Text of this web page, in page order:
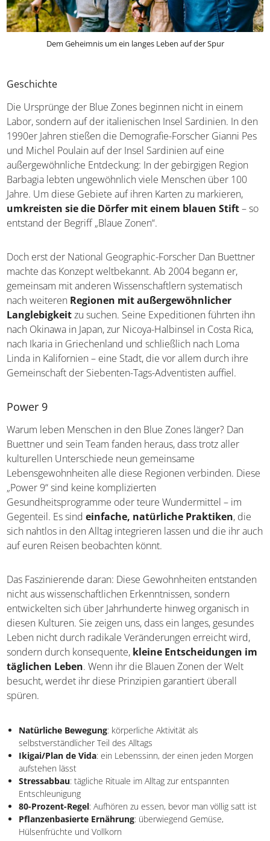
Dem Geheimnis um ein langes Leben auf der Spur
Die Ursprünge der Blue Zones beginnen nicht in einem
Labor, sondern auf der italienischen Insel Sardinien. In
den 1990er Jahren stießen die Demografie-Forscher
Gianni Pes und Michel Poulain auf der Insel Sardinien auf
eine außergewöhnliche Entdeckung: In der gebirgigen
Region Barbagia lebten ungewöhnlich viele Menschen
über 100 Jahre. Um diese Gebiete auf ihren Karten zu
markieren,
umkreisten sie die Dörfer mit einem
– so entstand der Begriff „Blaue Zonen“.
Doch erst der National Geographic-Forscher Dan
Buettner machte das Konzept weltbekannt. Ab 2004
begann er, gemeinsam mit anderen Wissenschaftlern
systematisch nach weiteren Regionen mit
außergewöhnlicher Langlebigkeitzu suchen. Seine
Expeditionen führten ihn nach Okinawa in Japan, zur
Nicoya-Halbinsel in Costa Rica, nach Ikaria in
Griechenland und schließlich nach Loma Linda in
Kalifornien – eine Stadt, die vor allem durch ihre
Power 9
Warum leben Menschen in den Blue Zones länger? Dan
Buettner und sein Team fanden heraus, dass trotz aller
kulturellen Unterschiede neun gemeinsame
Lebensgewohnheiten alle diese Regionen verbinden.
Diese „Power 9“ sind keine komplizierten
Gesundheitsprogramme oder teure Wundermittel – im
Gegenteil. Es sind
einfache, natürliche Praktiken
Das Faszinierende daran: Diese Gewohnheiten
entstanden nicht aus wissenschaftlichen Erkenntnissen,
sondern entwickelten sich über Jahrhunderte hinweg
organisch in diesen Kulturen. Sie zeigen uns, dass ein
langes, gesundes Leben nicht durch radikale
Veränderungen erreicht wird, sondern durch
konsequente,
kleine Entscheidungen im täglichen
Leben
Natürliche Bewegung: körperliche Aktivität als
selbstverständlicher Teil des Alltags
Ikigai/Plan de Vida: ein Lebenssinn, der einen jeden Morgen
aufstehen lässt
Stressabbau: tägliche Rituale im Alltag zur entspannten
Entschleunigung
80-Prozent-Regel : Aufhören zu essen, bevor man völlig satt